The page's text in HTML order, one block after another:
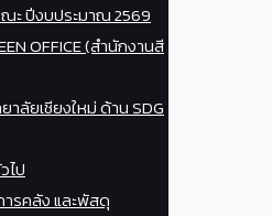
ะ ปีงบประมาณ 2569
OFFICE (สำนักงานสี
ลัยเชียงใหม่ ด้าน SDG
ไป
ารคลัง และพัสดุ